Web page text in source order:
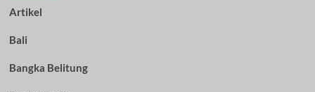
Artikel
Bali
Bangka Belitung